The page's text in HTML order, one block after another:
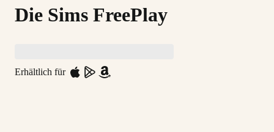
Die Sims FreePlay
Erhältlich für